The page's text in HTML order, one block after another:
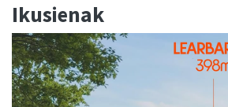
Ikusienak